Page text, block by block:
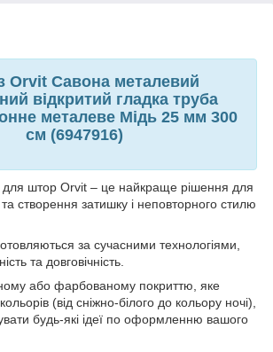
Orvit Савона металевий
відкритий гладка труба
металеве Мідь 25 мм 300
см (6947916)
для штор Orvit – це найкраще рішення для
створення затишку і неповторного стилю
за сучасними технологіями,
та довговічність.
або фарбованому покриттю, яке
(від сніжно-білого до кольору ночі),
будь-які ідеї по оформленню вашого